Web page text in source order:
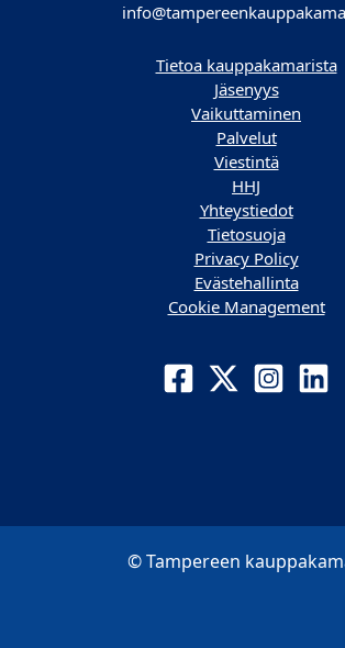
Tietoa kauppakamarista
Jäsenyys
Vaikuttaminen
Palvelut
Viestintä
HHJ
Yhteystiedot
Tietosuoja
Privacy Policy
Evästehallinta
Cookie Management
© Tampereen